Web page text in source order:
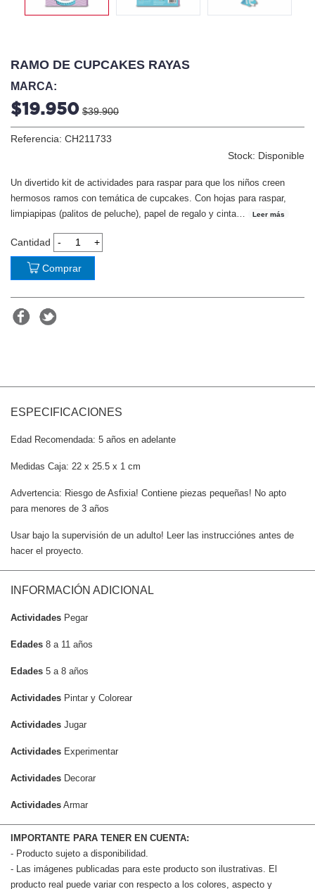
RAMO DE CUPCAKES RAYAS
MARCA:
$19.950 $39.900
Referencia: CH211733
Stock: Disponible
Un divertido kit de actividades para raspar para que los niños creen
hermosos ramos con temática de cupcakes. Con hojas para raspar,
limpiapipas (palitos de peluche), papel de regalo y cinta
Leer más
Cantidad
Comprar
ESPECIFICACIONES
Edad Recomendada: 5 años en adelante
Medidas Caja: 22 x 25.5 x 1 cm
Advertencia: Riesgo de Asfixia! Contiene piezas pequeñas! No apto
para menores de 3 años
Usar bajo la supervisión de un adulto! Leer las instrucciónes antes de
hacer el proyecto.
INFORMACIÓN ADICIONAL
Actividades Pegar
Edades 8 a 11 años
Edades 5 a 8 años
Actividades Pintar y Colorear
Actividades Jugar
Actividades Experimentar
Actividades Decorar
Actividades Armar
IMPORTANTE PARA TENER EN CUENTA:
- Producto sujeto a disponibilidad.
- Las imágenes publicadas para este producto son ilustrativas. El
producto real puede variar con respecto a los colores, aspecto y